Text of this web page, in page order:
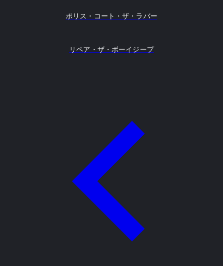
ポリス・コート・ザ・ラバー
リペア・ザ・ボーイジープ